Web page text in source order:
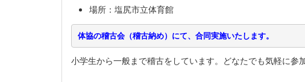
場所：塩尻市立体育館
小学生から一般まで稽古をしています。どなたでも気軽に参